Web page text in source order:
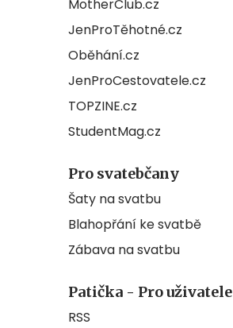
MotherClub.cz
JenProTěhotné.cz
Oběhání.cz
JenProCestovatele.cz
TOPZINE.cz
StudentMag.cz
Pro svatebčany
Šaty na svatbu
Blahopřání ke svatbě
Zábava na svatbu
Patička - Pro uživatele
RSS